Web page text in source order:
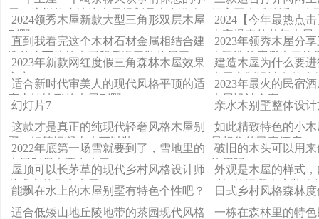
屋，这样的小地块木屋规划是大多数人
要的吧
想离网生活的话，少
子
2024领秀木屋新款大型三角形双层木屋
别墅
2024【今年最热点
击率爆表的梦幻木
与众不同？
直到我看完这个木材石材金属相结合建
造的乡下接待木屋我后悔了装修早了，
应该早点看到这个案例
2023年领秀木屋分
上建造的度假木屋效
2023年新款网红度假三角森林木屋效果
方案
建造木屋为什么要
木屋定制设计有什么
适合新时代审美人的现代风格平顶的适
应山坡地形的木屋别墅
2023年最火的民宿
木屋设计方案
幻灯片7
亲水木别墅整体设
这款才是真正的纯现代轻奢风格木屋别
墅，钢筋混凝土也可以装
如此精致特色的小
最想住的民宿酒店
2022年底第一场雪就要到了，雪地里的
木屋别墅也要出来了
破旧的木头可以用
饰用吗
屋顶可以长茅草的现代乡村风格设计师
艺术家的住宅木屋
外观是木屋的样式
对钢筋混凝土房装修
能飘在水上的木屋别墅有特色个性吧？
日式乡村风格森林
适合低矮山地丘陵地带的茶园现代风格
一栋在森林里的特